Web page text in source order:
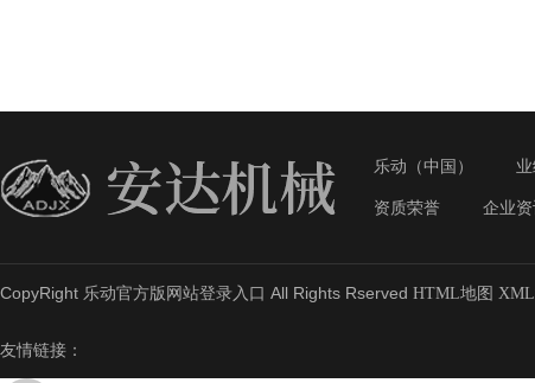
乐动（中国）
资质荣誉 企业
CopyRight 乐动官方版网站登录入口 All Rights Rserved HTML地图
友情链接：